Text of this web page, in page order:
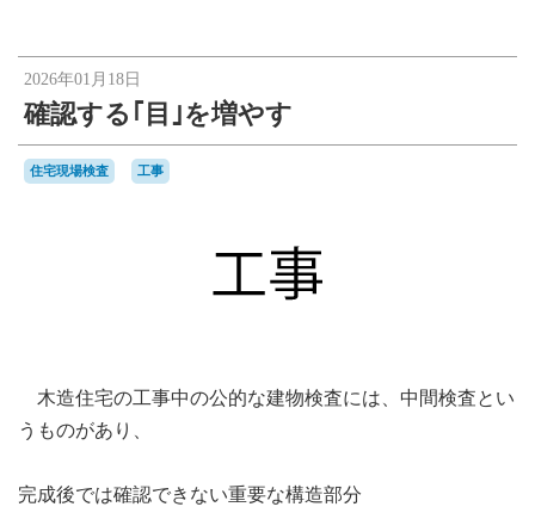
2026年01月18日
確認する｢目｣を増やす
住宅現場検査 工事
木造住宅の工事中の公的な建物検査には、中間検査とい
うものがあり、
完成後では確認できない重要な構造部分